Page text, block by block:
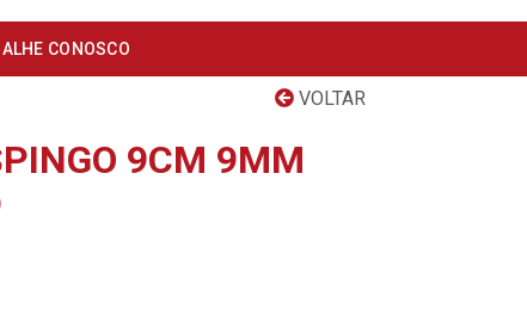
CONOSCO
VOLTAR
9CM 9MM